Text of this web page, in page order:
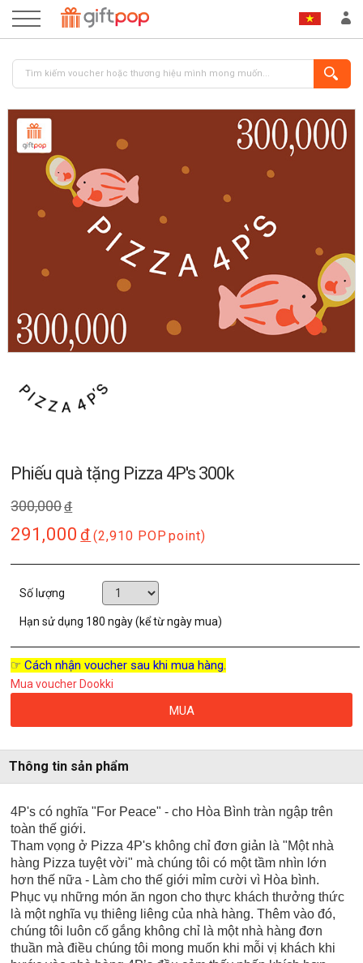
ĐĂNG NHẬP ĐĂNG KÝ
Phiếu quà tặng Pizza 4P's 300k
300,000đ
291,000 đ (2,910 POP point)
Số lượng
Hạn sử dụng 180 ngày (kể từ ngày mua)
☞ Cách nhận voucher sau khi mua hàng.
Mua voucher Dookki
MUA
Thông tin sản phẩm
4P's có nghĩa "For Peace" - cho Hòa Bình tràn ngập trên
toàn thế giới.
Tham vọng ở Pizza 4P's không chỉ đơn giản là "Một nhà
hàng Pizza tuyệt vời" mà chúng tôi có một tầm nhìn lớn
hơn thế nữa - Làm cho thế giới mỉm cười vì Hòa bình.
Phục vụ những món ăn ngon cho thực khách thưởng thức
là một nghĩa vụ thiêng liêng của nhà hàng. Thêm vào đó,
chúng tôi luôn cố gắng không chỉ là một nhà hàng đơn
thuần mà điều chúng tôi mong muốn khi mỗi vị khách khi